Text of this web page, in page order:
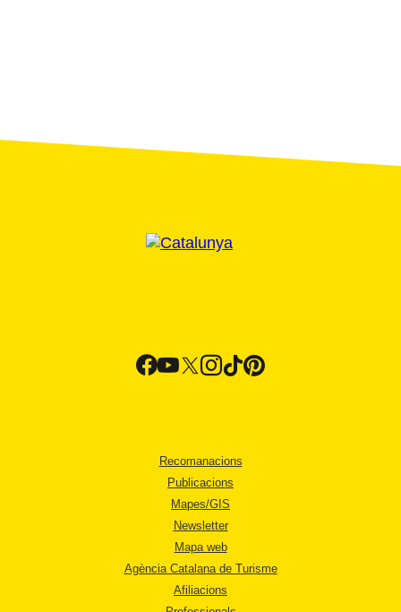
Recomanacions
Publicacions
Mapes/GIS
Newsletter
Mapa web
Agència Catalana de Turisme
Afiliacions